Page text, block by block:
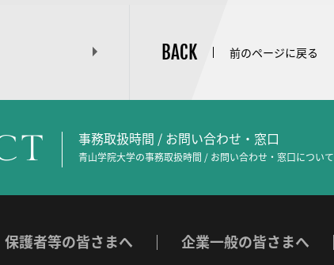
BACK 前のページに戻る
事務取扱時間 / お問い合わせ・窓口
青山学院大学の事務取扱時間 / お問い合わせ・窓口について
保護者等の皆さまへ 企業一般の皆さまへ